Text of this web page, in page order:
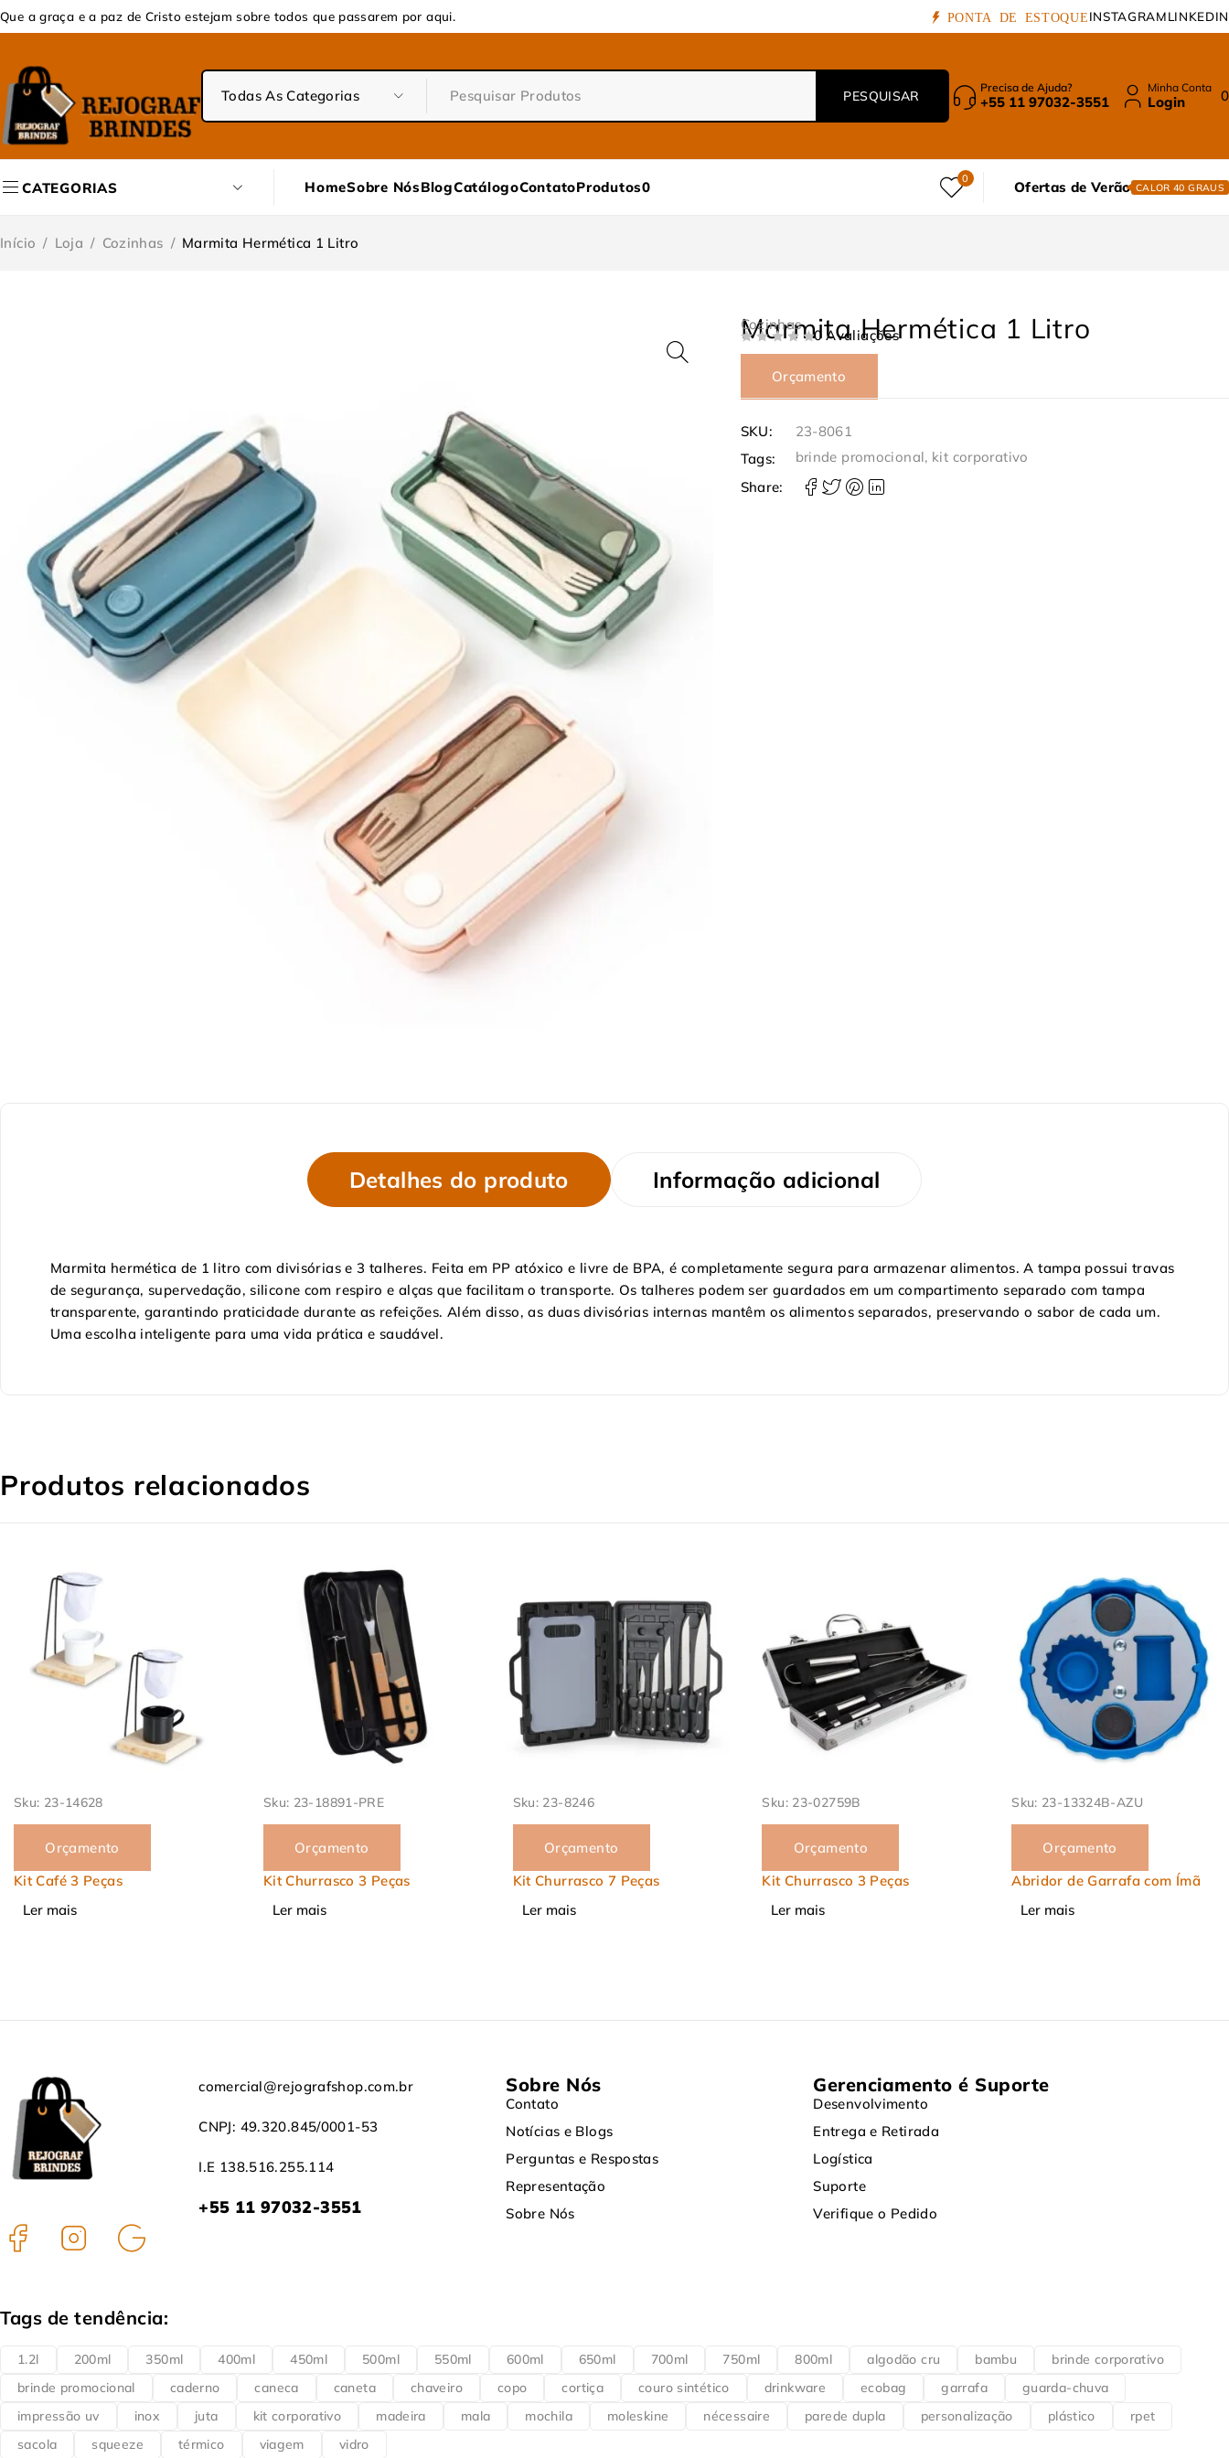
Que a graça e a paz de Cristo estejam sobre todos que passarem por aqui. PONTA DE ESTOQUE INSTAGRAMLINKEDIN
Precisa de Ajuda?
+55 11 97032-3551
Minha Conta
Login 0
CATEGORIAS HomeSobre NósBlogCatálogoContatoProdutos0 0 Ofertas de Verão CALOR 40 GRAUS
Início / Loja / Cozinhas / Marmita Hermética 1 Litro
Cozinhas
Marmita Hermética 1 Litro
0 Avaliações
Orçamento
SKU:
23-8061
Tags:
brinde promocional, kit corporativo
Share:
Detalhes do produto Informação adicional
Marmita hermética de 1 litro com divisórias e 3 talheres. Feita em PP atóxico e livre de BPA, é completamente segura para armazenar alimentos. A tampa possui travas
de segurança, supervedação, silicone com respiro e alças que facilitam o transporte. Os talheres podem ser guardados em um compartimento separado com tampa
transparente, garantindo praticidade durante as refeições. Além disso, as duas divisórias internas mantêm os alimentos separados, preservando o sabor de cada um.
Uma escolha inteligente para uma vida prática e saudável.
Produtos relacionados
Sku: 23-18891-PRE
Orçamento
Kit Churrasco 3 Peças
Ler mais
Sku: 23-8246
Orçamento
Kit Churrasco 7 Peças
Ler mais
Sku: 23-02759B
Orçamento
Kit Churrasco 3 Peças
Ler mais
Sku: 23-13324B-AZU
Orçamento
Abridor de Garrafa com Ímã
Ler mais
Sku: 23-7443
Orçamento
Kit Churrasco 2 Peças
Ler mais
comercial@rejografshop.com.br
CNPJ: 49.320.845/0001-53
I.E 138.516.255.114
+55 11 97032-3551
Sobre Nós
Contato
Notícias e Blogs
Perguntas e Respostas
Representação
Sobre Nós
Gerenciamento é Suporte
Desenvolvimento
Entrega e Retirada
Logística
Suporte
Verifique o Pedido
Tags de tendência:
1.2l 200ml 350ml 400ml 450ml 500ml 550ml 600ml 650ml 700ml 750ml 800ml algodão cru bambu
brinde corporativo
brinde promocional
caderno caneca caneta chaveiro copo cortiça couro sintético drinkware ecobag garrafa
guarda-chuva
impressão uv
inox juta kit corporativo madeira mala mochila moleskine nécessaire parede dupla personalização plástico
rpet
sacola
squeeze térmico viagem vidro